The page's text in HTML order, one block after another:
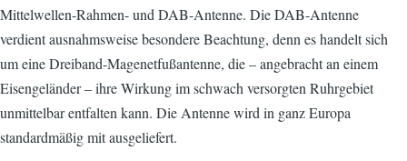
Mittelwellen-Rahmen- und DAB-Antenne. Die DAB-Antenne
verdient ausnahmsweise besondere Beachtung, denn es handelt sich
um eine Dreiband-Magenetfußantenne, die – angebracht an einem
Eisengeländer – ihre Wirkung im schwach versorgten Ruhrgebiet
unmittelbar entfalten kann. Die Antenne wird in ganz Europa
standardmäßig mit ausgeliefert.